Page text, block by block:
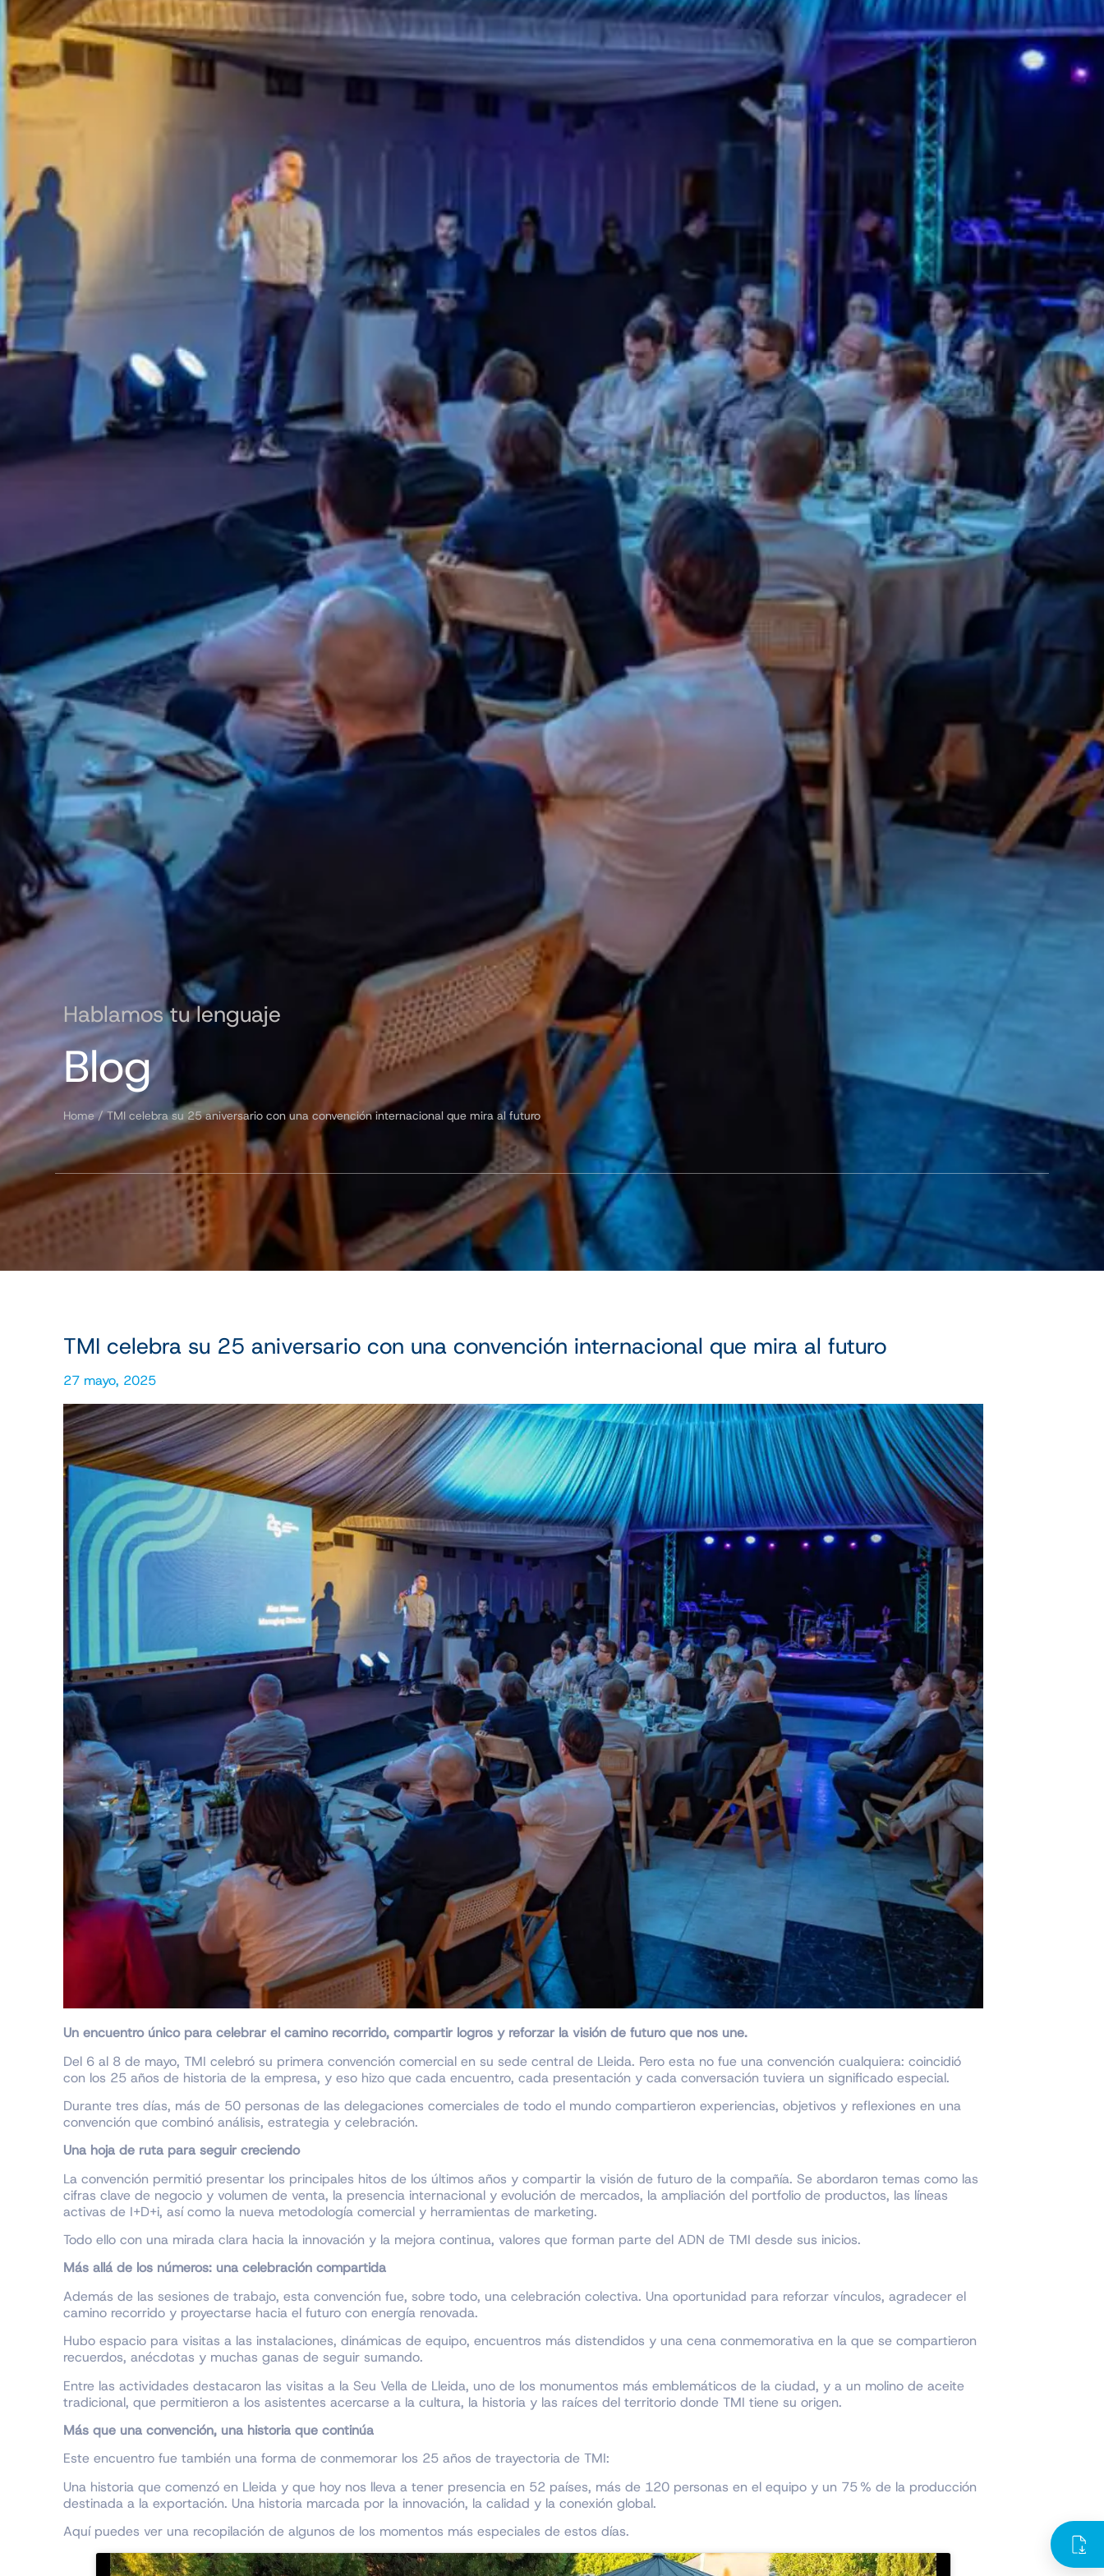
Hablamos tu lenguaje
Blog
Home/TMI celebra su 25 aniversario con una convención internacional que mira al futuro
TMI celebra su 25 aniversario con una convención internacional que mira al futuro
27 mayo, 2025
Un encuentro único para celebrar el camino recorrido, compartir logros y reforzar la visión de futuro que nos une.
Del 6 al 8 de mayo, TMI celebró su primera convención comercial en su sede central de Lleida. Pero esta no fue una convención cualquiera: coincidió
con los 25 años de historia de la empresa, y eso hizo que cada encuentro, cada presentación y cada conversación tuviera un significado especial.
Durante tres días, más de 50 personas de las delegaciones comerciales de todo el mundo compartieron experiencias, objetivos y reflexiones en una
convención que combinó análisis, estrategia y celebración.
Una hoja de ruta para seguir creciendo
La convención permitió presentar los principales hitos de los últimos años y compartir la visión de futuro de la compañía. Se abordaron temas como las
cifras clave de negocio y volumen de venta, la presencia internacional y evolución de mercados, la ampliación del portfolio de productos, las líneas
activas de I+D+i, así como la nueva metodología comercial y herramientas de marketing.
Todo ello con una mirada clara hacia la innovación y la mejora continua, valores que forman parte del ADN de TMI desde sus inicios.
Más allá de los números: una celebración compartida
Además de las sesiones de trabajo, esta convención fue, sobre todo, una celebración colectiva. Una oportunidad para reforzar vínculos, agradecer el
camino recorrido y proyectarse hacia el futuro con energía renovada.
Hubo espacio para visitas a las instalaciones, dinámicas de equipo, encuentros más distendidos y una cena conmemorativa en la que se compartieron
recuerdos, anécdotas y muchas ganas de seguir sumando.
Entre las actividades destacaron las visitas a la Seu Vella de Lleida, uno de los monumentos más emblemáticos de la ciudad, y a un molino de aceite
tradicional, que permitieron a los asistentes acercarse a la cultura, la historia y las raíces del territorio donde TMI tiene su origen.
Más que una convención, una historia que continúa
Este encuentro fue también una forma de conmemorar los 25 años de trayectoria de TMI:
Una historia que comenzó en Lleida y que hoy nos lleva a tener presencia en 52 países, más de 120 personas en el equipo y un 75 % de la producción
destinada a la exportación. Una historia marcada por la innovación, la calidad y la conexión global.
Aquí puedes ver una recopilación de algunos de los momentos más especiales de estos días.